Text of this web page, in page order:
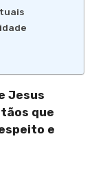
Jesus
que
e